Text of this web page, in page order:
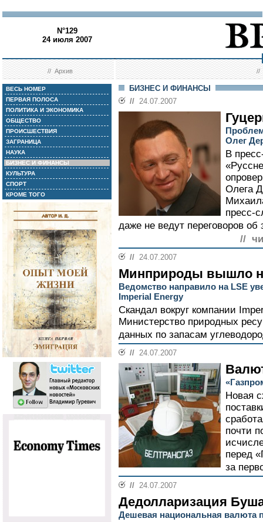
N°129
24 июля 2007
//Архив //
ВЕСЬ НОМЕР
ПЕРВАЯ ПОЛОСА
ПОЛИТИКА И ЭКОНОМИКА
ОБЩЕСТВО
ПРОИСШЕСТВИЯ
ЗАГРАНИЦА
НАУКА
БИЗНЕС И ФИНАНСЫ
КУЛЬТУРА
СПОРТ
КРОМЕ ТОГО
БИЗНЕС И ФИНАНСЫ
// 24.07.2007
Олег
В
Олега
пресс-
даже не ведут переговоров
//
// 24.07.2007
Минприроды вышло
Ведомство направило на LSE
Imperial Energy
Скандал вокруг компании
Министерство природных
данных по запасам
// 24.07.2007
Новая
почти
перед
за
// 24.07.2007
Дедолларизация
Дешевая национальная валюта